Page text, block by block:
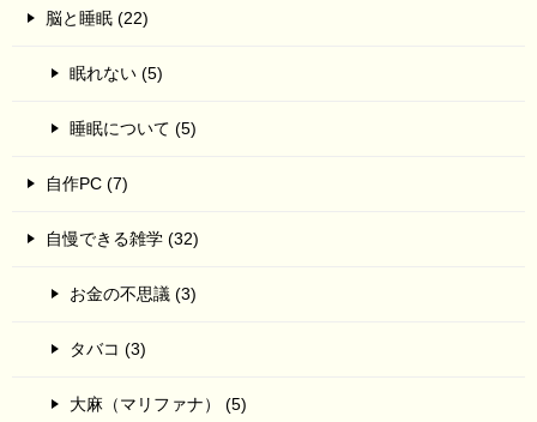
脳と睡眠 (22)
眠れない (5)
睡眠について (5)
自作PC (7)
自慢できる雑学 (32)
お金の不思議 (3)
タバコ (3)
大麻（マリファナ） (5)